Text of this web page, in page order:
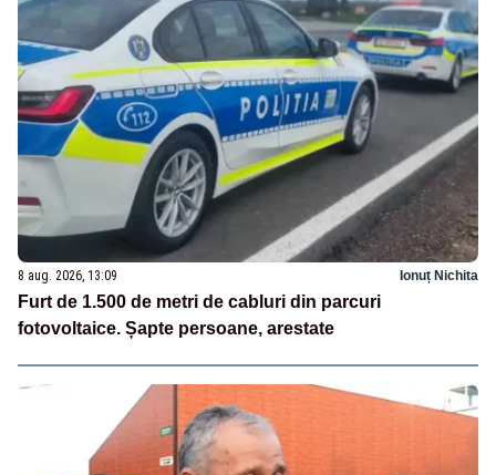
8 aug. 2026, 13:09 Ionuț Nichita
Furt de 1.500 de metri de cabluri din parcuri
fotovoltaice. Șapte persoane, arestate